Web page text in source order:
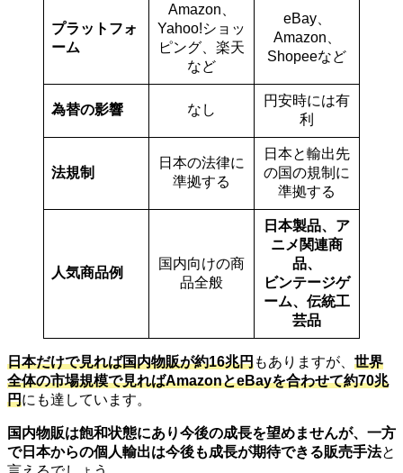
プラットフォ
ーム
Amazon、
Yahoo!ショッ
ピング、楽天
など
eBay、
Amazon、
Shopeeなど
為替の影響 なし
円安時には有
利
法規制
日本の法律に
準拠する
日本と輸出先
の国の規制に
準拠する
人気商品例
国内向けの商
品全般
日本製品、ア
ニメ関連商
品、
ビンテージゲ
ーム、伝統工
芸品
日本だけで見れば国内物販が約16兆円もありますが、 世界
全体の市場規模で見ればAmazonとeBayを合わせて約70兆
円にも達しています。
国内物販は飽和状態にあり今後の成長を望めませんが、一方
で日本からの個人輸出は今後も成長が期待できる販売手法と